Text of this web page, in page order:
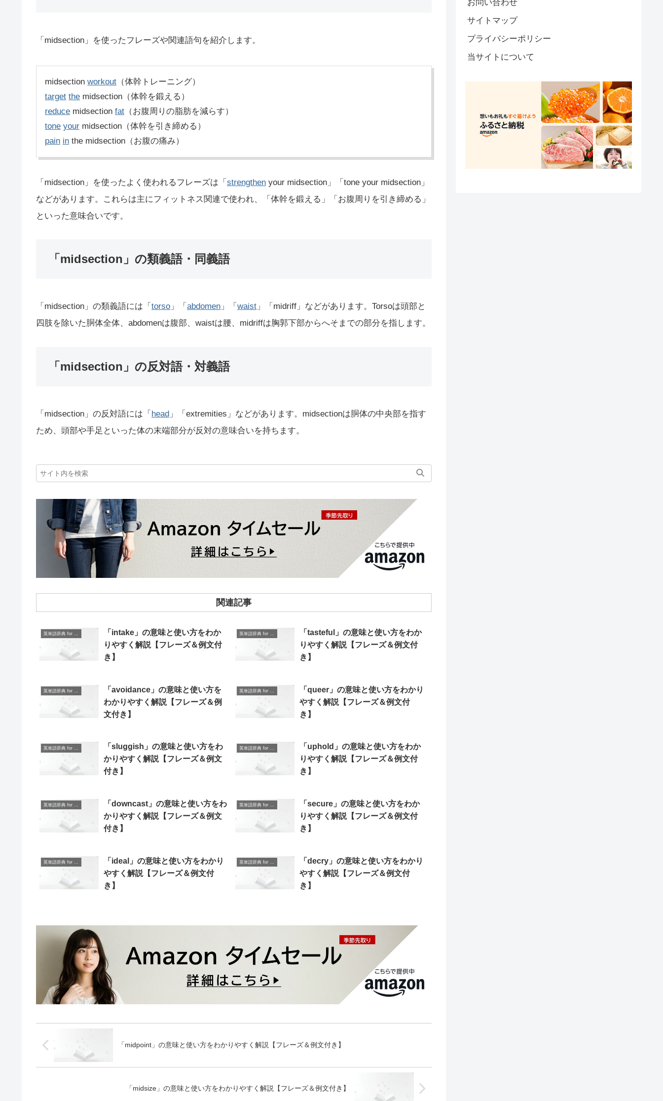
「midsection」を使ったフレーズや関連語句を紹介します。
midsection workout （体幹トレーニング）
target the midsection（体幹を鍛える）
reduce midsection fat （お腹周りの脂肪を減らす）
tone your midsection（体幹を引き締める）
pain in the midsection（お腹の痛み）
「midsection」を使ったよく使われるフレーズは「 strengthen your midsection」「tone your midsection」
などがあります。これらは主にフィットネス関連で使われ、「体幹を鍛える」「お腹周りを引き締める」
といった意味合いです。
「midsection」の類義語・同義語
「midsection」の類義語には「 torso 」「 abdomen 」「 waist 」「midriff」などがあります。Torsoは頭部と
四肢を除いた胴体全体、abdomenは腹部、waistは腰、midriffは胸郭下部からへそまでの部分を指します。
「midsection」の反対語・対義語
「midsection」の反対語には「 head 」「extremities」などがあります。midsectionは胴体の中央部を指す
ため、頭部や手足といった体の末端部分が反対の意味合いを持ちます。
関連記事
「intake」の意味と使い方をわか
りやすく解説【フレーズ＆例文付
き】
「tasteful」の意味と使い方をわか
りやすく解説【フレーズ＆例文付
き】
「avoidance」の意味と使い方を
わかりやすく解説【フレーズ＆例
文付き】
「queer」の意味と使い方をわかり
やすく解説【フレーズ＆例文付
き】
「sluggish」の意味と使い方をわ
かりやすく解説【フレーズ＆例文
付き】
「uphold」の意味と使い方をわか
りやすく解説【フレーズ＆例文付
き】
英単語辞典 for Beginners
「downcast」の意味と使い方をわ
かりやすく解説【フレーズ＆例文
付き】
英単語辞典 for Beginners
「secure」の意味と使い方をわか
りやすく解説【フレーズ＆例文付
き】
英単語辞典 for Beginners
「ideal」の意味と使い方をわかり
やすく解説【フレーズ＆例文付
き】
英単語辞典 for Beginners
「decry」の意味と使い方をわかり
やすく解説【フレーズ＆例文付
き】
「midpoint」の意味と使い方をわかりやすく解説【フレーズ＆例文付き】
「midsize」の意味と使い方をわかりやすく解説【フレーズ＆例文付き】
お問い合わせ
サイトマップ
プライバシーポリシー
当サイトについて